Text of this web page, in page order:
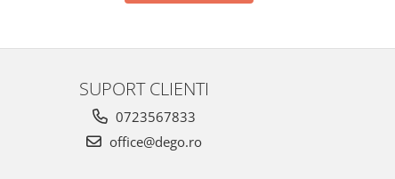
SUPORT CLIENTI
0723567833
office@dego.ro